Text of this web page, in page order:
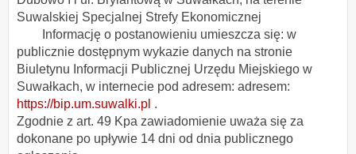
Suwalskiej Specjalnej Strefy Ekonomicznej
Informację o postanowieniu umieszcza się: w
publicznie dostępnym wykazie danych na stronie
Biuletynu Informacji Publicznej Urzędu Miejskiego w
Suwałkach, w internecie pod adresem: adresem:
https://bip.um.suwalki.pl .
Zgodnie z art. 49 Kpa zawiadomienie uważa się za
dokonane po upływie 14 dni od dnia publicznego